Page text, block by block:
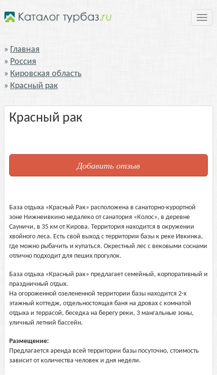
Главная
Россия
Кировская область
Красный рак
Красный рак
Добавить отзыв
База отдыха «Красный Рак» расположена в санаторно-курортной
зоне Нижнеивкино недалеко от санатория «Колос», в деревне
Сауничи, в 35 км от Кирова. Территория находится в окружении
хвойного леса. Есть свой выход с территории базы к реке Ивкинка,
где можно рыбачить и купаться. Окрестный лес с вековыми соснами
отлично подходит для пеших прогулок.
База отдыха «Красный рак» предлагает семейный, корпоративный и
праздничный отдых.
На огороженной озелененной территории базы находится 2-х
этажный коттедж, отдельностоящая баня на дровах с комнатой
отдыха и террасой, беседка на берегу реки, 3 мангальные зоны,
уличный летний бассейн.
Размещение:
Предлагается аренда всей территории базы посуточно, стоимость
зависит от количества человек и дня недели.